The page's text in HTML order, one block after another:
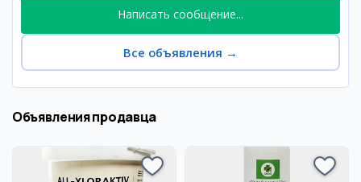
Написать сообщение...
Все объявления →
Объявления продавца